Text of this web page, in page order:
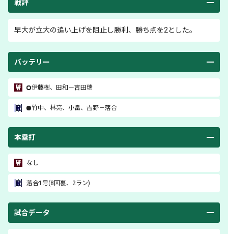
戦評
早大が立大の追い上げを阻止し勝利、勝ち点を2とした。
バッテリー
伊藤樹、 田和 －吉田瑞
竹中、林亮、 小畠、吉野－落合
本塁打
なし
落合1号(8回裏、2ラン)
試合データ